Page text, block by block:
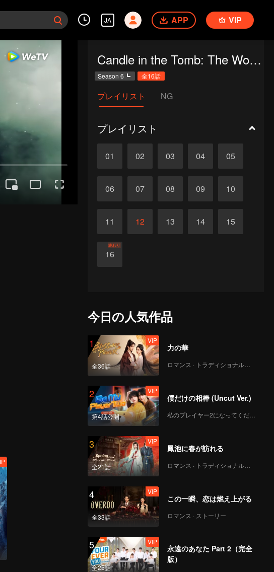
JA APP VIP
Candle in the Tomb: The Worm Valley
Season 6 全16話
プレイリスト NG
プレイリスト
01 02 03 04 05
06 07 08 09 10
11 12 13 14 15
16
終わり
今日の人気作品
1
全36話
VIP
力の華
ロマンス · トラディショナル・コスチューム
2
第4話公開
VIP
僕だけの相棒 (Uncut Ver.)
私のプレイヤー2になってください
3
全21話
VIP
鳳池に春が訪れる
ロマンス · トラディショナル・コスチューム
4
全33話
VIP
この一瞬、恋は燃え上がる
ロマンス · ストーリー
5
全25話
VIP
永遠のあなた Part 2（完全
版）